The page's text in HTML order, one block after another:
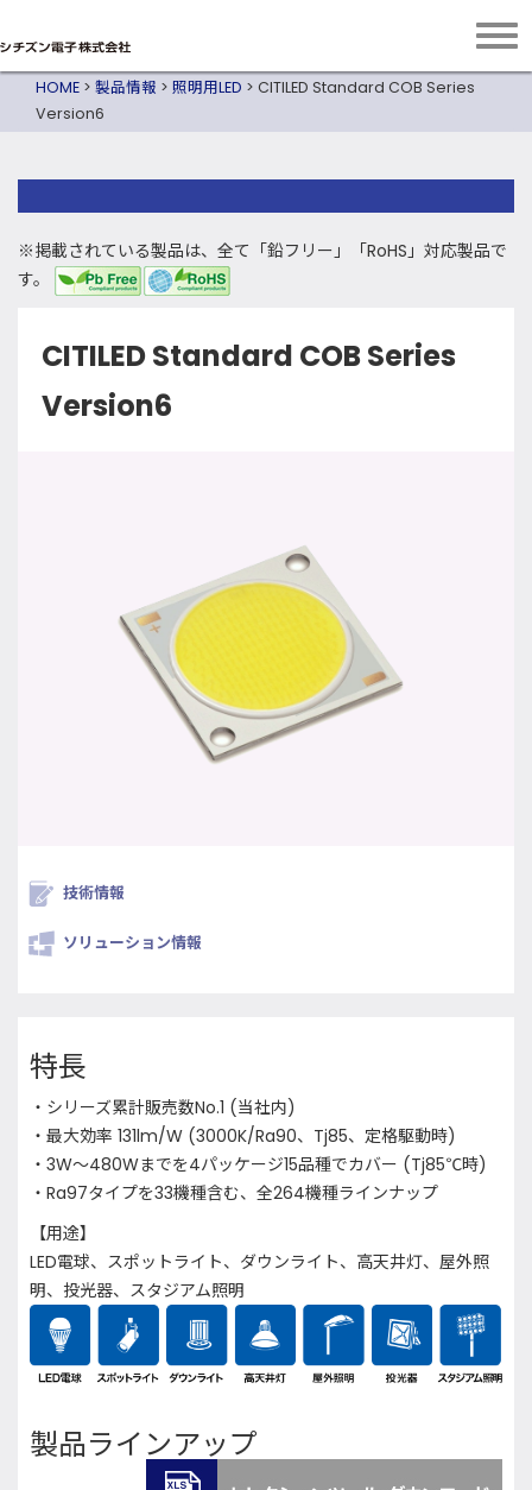
HOME > 製品情報 > 照明用LED > CITILED Standard COB Series
Version6
※掲載されている製品は、全て「鉛フリー」「RoHS」対応製品で
す。
CITILED Standard COB Series
Version6
技術情報
ソリューション情報
特長
・シリーズ累計販売数No.1 (当社内)
・最大効率 131lm/W (3000K/Ra90、Tj85、定格駆動時)
・3W～480Wまでを4パッケージ15品種でカバー (Tj85℃時)
・Ra97タイプを33機種含む、全264機種ラインナップ
【用途】
LED電球、スポットライト、ダウンライト、高天井灯、屋外照
明、投光器、スタジアム照明
製品ラインアップ